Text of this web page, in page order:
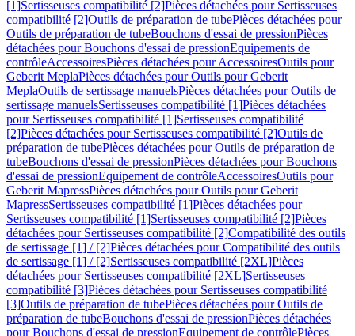
[1]Sertisseuses compatibilité [2]Pièces détachées pour Sertisseuses
compatibilité [2]Outils de préparation de tubePièces détachées pour
Outils de préparation de tubeBouchons d'essai de pressionPièces
détachées pour Bouchons d'essai de pressionEquipements de
contrôleAccessoiresPièces détachées pour AccessoiresOutils pour
Geberit MeplaPièces détachées pour Outils pour Geberit
MeplaOutils de sertissage manuelsPièces détachées pour Outils de
sertissage manuelsSertisseuses compatibilité [1]Pièces détachées
pour Sertisseuses compatibilité [1]Sertisseuses compatibilité
[2]Pièces détachées pour Sertisseuses compatibilité [2]Outils de
préparation de tubePièces détachées pour Outils de préparation de
tubeBouchons d'essai de pressionPièces détachées pour Bouchons
d'essai de pressionEquipement de contrôleAccessoiresOutils pour
Geberit MapressPièces détachées pour Outils pour Geberit
MapressSertisseuses compatibilité [1]Pièces détachées pour
Sertisseuses compatibilité [1]Sertisseuses compatibilité [2]Pièces
détachées pour Sertisseuses compatibilité [2]Compatibilité des outils
de sertissage [1] / [2]Pièces détachées pour Compatibilité des outils
de sertissage [1] / [2]Sertisseuses compatibilité [2XL]Pièces
détachées pour Sertisseuses compatibilité [2XL]Sertisseuses
compatibilité [3]Pièces détachées pour Sertisseuses compatibilité
[3]Outils de préparation de tubePièces détachées pour Outils de
préparation de tubeBouchons d'essai de pressionPièces détachées
pour Bouchons d'essai de pressionEquipement de contrôlePièces